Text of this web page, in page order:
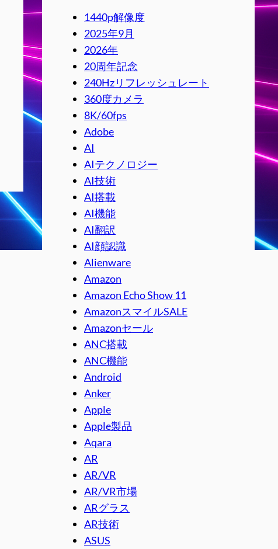
1440p解像度
2025年9月
2026年
20周年記念
240Hzリフレッシュレート
360度カメラ
8K/60fps
Adobe
AI
AIテクノロジー
AI技術
AI搭載
AI機能
AI翻訳
AI顔認識
Alienware
Amazon
Amazon Echo Show 11
AmazonスマイルSALE
Amazonセール
ANC搭載
ANC機能
Android
Anker
Apple
Apple製品
Aqara
AR
AR/VR
AR/VR市場
ARグラス
AR技術
ASUS